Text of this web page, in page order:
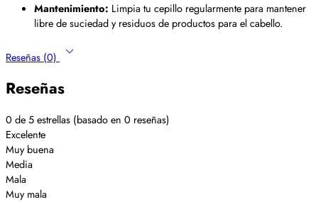
Mantenimiento: Limpia tu cepillo regularmente para mantener
libre de suciedad y residuos de productos para el cabello.
Reseñas (0)
Reseñas
0 de 5 estrellas (basado en 0 reseñas)
Excelente
Muy buena
Media
Mala
Muy mala